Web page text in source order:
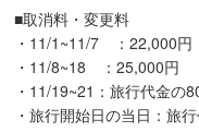
■取消料・変更料
・11/1~11/7 ：22,000円
・11/8~18 ：25,000円
・11/19~21：旅行代金の
・旅行開始日の当日：旅